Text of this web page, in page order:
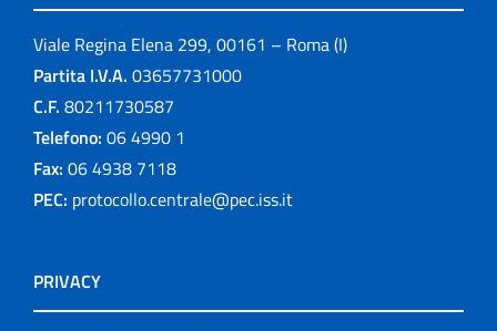
Viale Regina Elena 299, 00161 – Roma (I)
Partita I.V.A. 03657731000
C.F. 80211730587
Telefono: 06 4990 1
Fax: 06 4938 7118
PEC: protocollo.centrale@pec.iss.it
PRIVACY